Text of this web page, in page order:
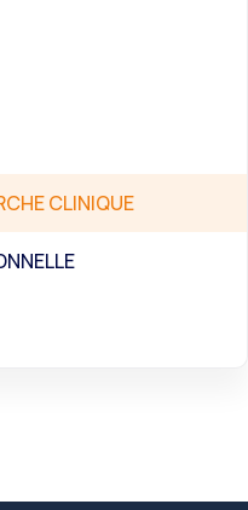
CLINIQUE